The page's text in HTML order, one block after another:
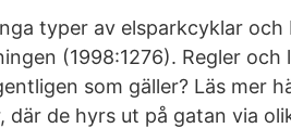
typer av elsparkcyklar
(1998:1276). Regler
som gäller? Läs mer
där de hyrs ut på gatan via